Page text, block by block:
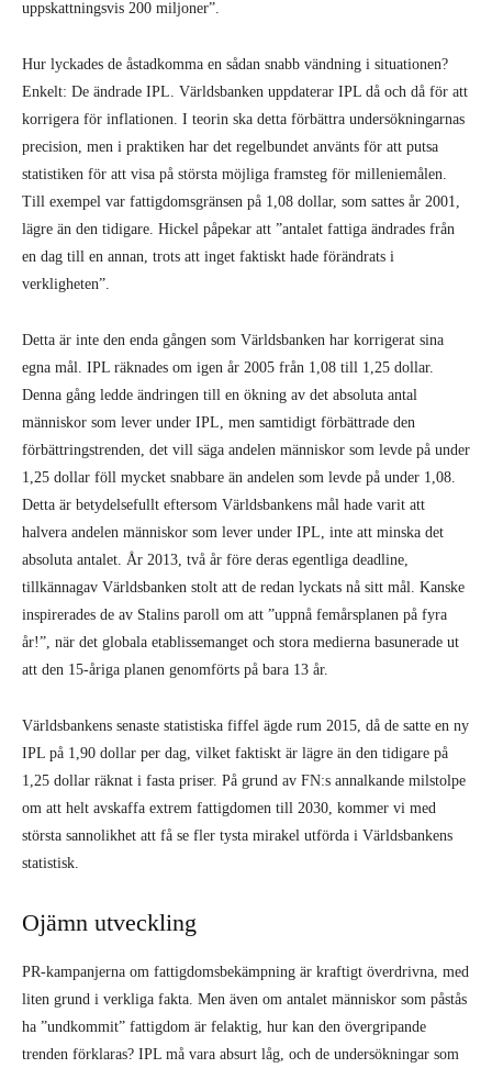
lägre än den tidigare. Hickel påpekar att ”antalet fattiga ändrades från
verkligheten”.
Detta är inte den enda gången som Världsbanken har korrigerat sina
egna mål. IPL räknades om igen år 2005 från 1,08 till 1,25 dollar.
Denna gång ledde ändringen till en ökning av det absoluta antal
människor som lever under IPL, men samtidigt förbättrade den
förbättringstrenden, det vill säga andelen människor som levde på under
1,25 dollar föll mycket snabbare än andelen som levde på under 1,08.
Detta är betydelsefullt eftersom Världsbankens mål hade varit att
absoluta antalet. År 2013, två år före deras egentliga deadline,
tillkännagav Världsbanken stolt att de redan lyckats nå sitt mål. Kanske
inspirerades de av Stalins paroll om att ”uppnå femårsplanen på fyra
år!”, när det globala etablissemanget och stora medierna basunerade ut
att den 15-åriga planen genomförts på bara 13 år.
Världsbankens senaste statistiska fiffel ägde rum 2015, då de satte en ny
IPL på 1,90 dollar per dag, vilket faktiskt är lägre än den tidigare på
1,25 dollar räknat i fasta priser. På grund av FN:s annalkande milstolpe
om att helt avskaffa extrem fattigdomen till 2030, kommer vi med
största sannolikhet att få se fler tysta mirakel utförda i Världsbankens
statistisk.
PR-kampanjerna om fattigdomsbekämpning är kraftigt överdrivna, med
liten grund i verkliga fakta. Men även om antalet människor som påstås
ha ”undkommit” fattigdom är felaktig, hur kan den övergripande
trenden förklaras? IPL må vara absurt låg, och de undersökningar som
används för att beräkna den otillförlitliga, men det har ändå blivit fler
fattigdom.
Det som driver denna förändring är vågen av urbanisering som svept
över världen de senaste 30 åren. Miljontals människor flyttar, frivilligt
eller av nödvändighet, från sina gamla hem i byarna in till städerna, där
många dras in i den växande arbetarklassen. Detta har haft en enorm